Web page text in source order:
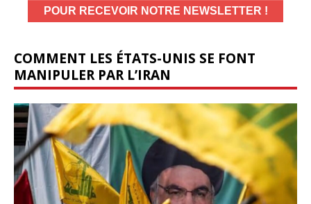
COMMENT LES ÉTATS-UNIS SE FONT
MANIPULER PAR L’IRAN